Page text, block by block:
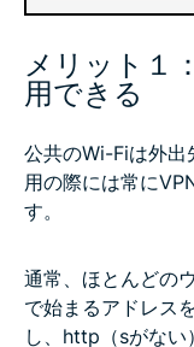
メリット１
用できる
公共のWi-Fiは外出
用の際には常に
す。
通常、ほとんどの
で始まるアドレス
し、http（sがない